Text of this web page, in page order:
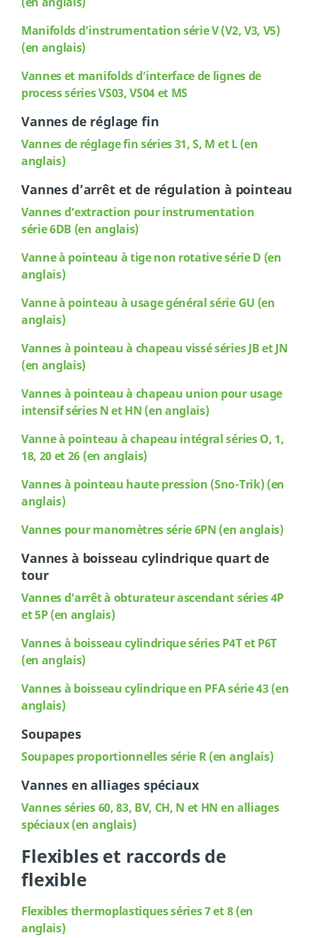
Manifolds d’instrumentation série V (V2, V3, V5)
(en anglais)
Vannes et manifolds d’interface de lignes de
process séries VS03, VS04 et MS
Vannes de réglage fin
Vannes de réglage fin séries 31, S, M et L (en
anglais)
Vannes d’arrêt et de régulation à pointeau
Vannes d’extraction pour instrumentation
série 6DB (en anglais)
Vanneà pointeau à tige non rotative série D (en
anglais)
Vanneà pointeau à usage général série GU (en
anglais)
Vannesà pointeau à chapeau vissé séries JB et JN
(en anglais)
Vannesà pointeau à chapeau union pour usage
intensif séries N et HN (en anglais)
Vanne à pointeau à chapeau intégral séries O, 1,
18, 20 et 26 (en anglais)
Vannesà pointeau haute pression (Sno-Trik) (en
anglais)
Vannes pour manomètres série 6PN (en anglais)
Vannes à boisseau cylindrique quart de
tour
Vannes d’arrêt à obturateur ascendant séries 4P
et 5P (en anglais)
Vannesà boisseau cylindrique séries P4T et P6T
(en anglais)
Vannesà boisseau cylindrique en PFA série 43 (en
anglais)
Soupapes
Soupapes proportionnelles série R (en anglais)
Vannes en alliages spéciaux
Vannes séries 60, 83, BV, CH, N et HN en alliages
spéciaux (en anglais)
Flexibles et raccords de
flexible
Flexibles thermoplastiques séries 7 et 8 (en
anglais)